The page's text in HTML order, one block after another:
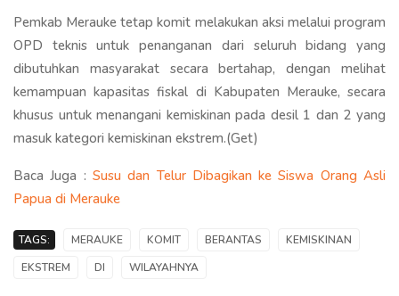
Pemkab Merauke tetap komit melakukan aksi melalui program
OPD teknis untuk penanganan dari seluruh bidang yang
dibutuhkan masyarakat secara bertahap, dengan melihat
kemampuan kapasitas fiskal di Kabupaten Merauke, secara
khusus untuk menangani kemiskinan pada desil 1 dan 2 yang
masuk kategori kemiskinan ekstrem.(Get)
Baca Juga : Susu dan Telur Dibagikan ke Siswa Orang Asli
Papua di Merauke
TAGS: MERAUKE KOMIT BERANTAS
KEMISKINAN
EKSTREM
DI WILAYAHNYA